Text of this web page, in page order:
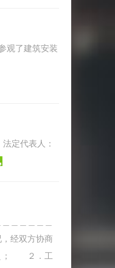
观了建筑安装
法定代表人：
＿＿＿＿
经双方协商
； ２．工